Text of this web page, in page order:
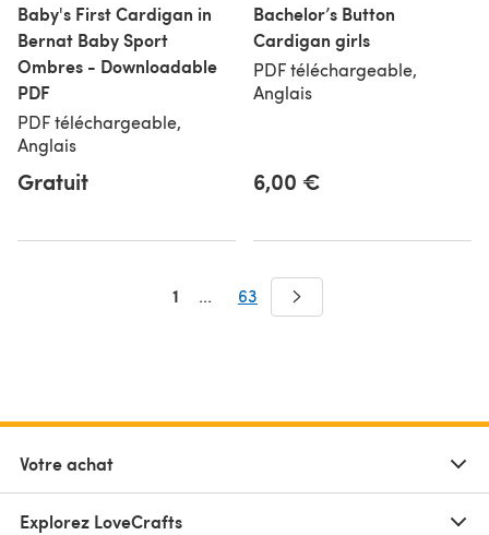
Baby's First Cardigan in
Bernat Baby Sport
Ombres - Downloadable
PDF
PDF téléchargeable,
Anglais
Gratuit
Bachelor’s Button
Cardigan girls
PDF téléchargeable,
Anglais
6,00 €
1 ... 63
Votre achat
Explorez LoveCrafts